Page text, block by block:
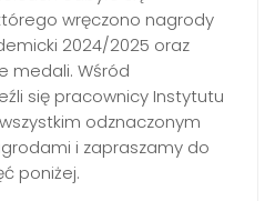
wręczono nagrody
2024/2025 oraz
medali. Wśród
się pracownicy Instytutu
odznaczonym
i zapraszamy do
poniżej.